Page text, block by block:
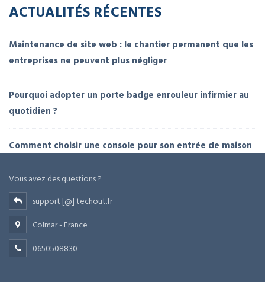
ACTUALITÉS RÉCENTES
Maintenance de site web : le chantier permanent que les
entreprises ne peuvent plus négliger
Pourquoi adopter un porte badge enrouleur infirmier au
quotidien ?
Comment choisir une console pour son entrée de maison
Vous avez des questions ?
support [@] techout.fr
Colmar - France
0650508830